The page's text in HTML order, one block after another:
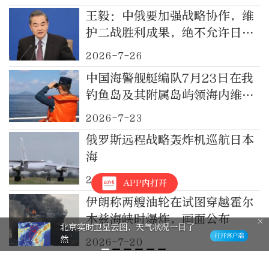
王毅：中俄要加强战略协作，维
护二战胜利成果，绝不允许日本
重新武装
2026-7-26
中国海警舰艇编队7月23日在我
钓鱼岛及其附属岛屿领海内维权
巡航
2026-7-23
俄罗斯远程战略轰炸机巡航日本
海
2026-7-22
伊朗称两艘油轮在试图穿越霍尔
木兹海峡时爆炸，画面公布
2026-7-20
APP内打开
北京实时卫星云图，天气状况一目了
然